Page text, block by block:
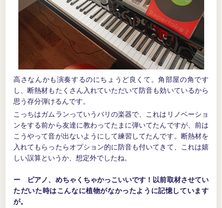
高さなんかも演奏するのにちょうど良くて。角部屋の角です
し、断熱材もたくさん入れていただいて防音も効いているから
思う存分弾けるんです。
こっちはガムランっていうバリの楽器で、これはリノベーショ
ンをする前から友達に教わってたまに弾いてたんですが、前は
こうやって音が出ないようにして練習してたんです。断熱材を
入れてもらったらオプション的に防音も付いてきて、これは嬉
しい誤算というか、想定外でしたね。
ー ピアノ、めちゃくちゃかっこいいです！以前取材させてい
ただいた時はこんなに植物がなかったように記憶しています
が。